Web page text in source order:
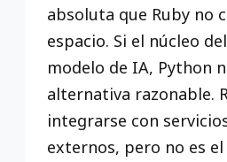
absoluta que Ruby no
espacio. Si el núcleo
modelo de IA, Python
alternativa razonable.
integrarse con
externos, pero no es